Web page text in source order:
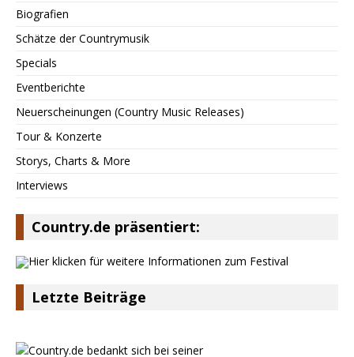
Biografien
Schätze der Countrymusik
Specials
Eventberichte
Neuerscheinungen (Country Music Releases)
Tour & Konzerte
Storys, Charts & More
Interviews
Country.de präsentiert:
Letzte Beiträge